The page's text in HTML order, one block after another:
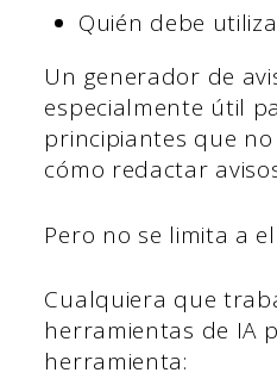
Quién debe
Un generador de
especialmente útil
principiantes que
cómo redactar
Pero no se limita a
Cualquiera que
herramientas de IA
herramienta: